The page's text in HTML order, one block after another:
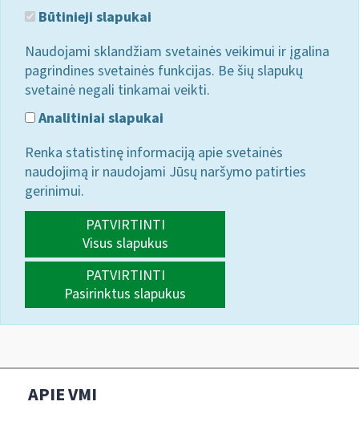
Būtinieji slapukai
Naudojami sklandžiam svetainės veikimui ir įgalina
pagrindines svetainės funkcijas. Be šių slapukų
svetainė negali tinkamai veikti.
Analitiniai slapukai
Renka statistinę informaciją apie svetainės
naudojimą ir naudojami Jūsų naršymo patirties
gerinimui.
PATVIRTINTI
Visus slapukus
PATVIRTINTI
Pasirinktus slapukus
APIE VMI